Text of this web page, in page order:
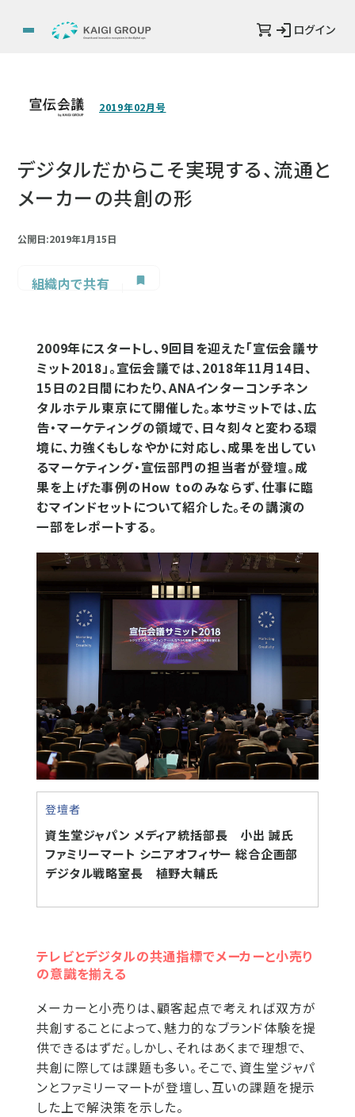
ログイン
2019年02月号
デジタルだからこそ実現する、流通と
メーカーの共創の形
公開日:2019年1月15日
組織内で共有
2009年にスタートし、9回目を迎えた「宣伝会議サ
ミット2018」。宣伝会議では、2018年11月14日、
15日の2日間にわたり、ANAインターコンチネン
タルホテル東京にて開催した。本サミットでは、広
告・マーケティングの領域で、日々刻々と変わる環
境に、力強くもしなやかに対応し、成果を出してい
るマーケティング・宣伝部門の担当者が登壇。成
果を上げた事例のHow toのみならず、仕事に臨
むマインドセットについて紹介した。その講演の
一部をレポートする。
登壇者
資生堂ジャパン メディア統括部長 小出 誠氏
ファミリーマート シニアオフィサー 総合企画部
デジタル戦略室長 植野大輔氏
テレビとデジタルの共通指標でメーカーと小売り
の意識を揃える
メーカーと小売りは、顧客起点で考えれば双方が
共創することによって、魅力的なブランド体験を提
供できるはずだ。しかし、それはあくまで理想で、
共創に際しては課題も多い。そこで、資生堂ジャパ
ンとファミリーマートが登壇し、互いの課題を提示
した上で解決策を示した。